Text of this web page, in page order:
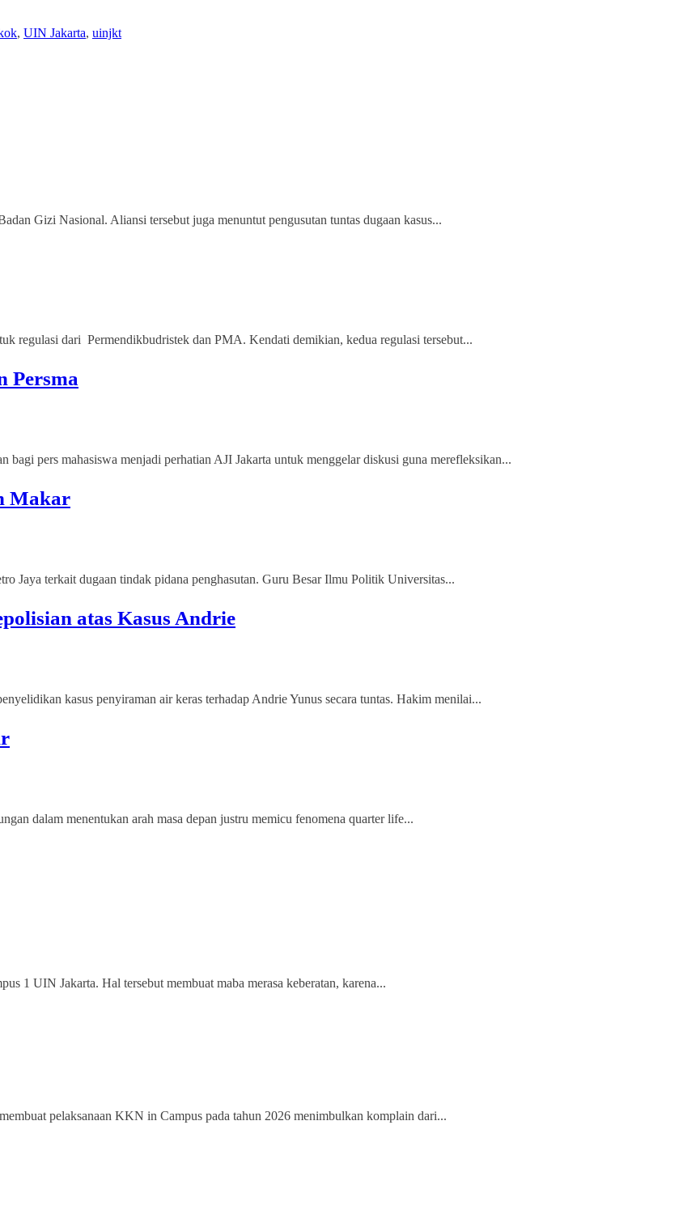
, UIN Jakarta, uinjkt
Gizi Nasional. Aliansi tersebut juga menuntut pengusutan tuntas dugaan kasus...
regulasi dari Permendikbudristek dan PMA. Kendati demikian, kedua regulasi tersebut...
Persma
pers mahasiswa menjadi perhatian AJI Jakarta untuk menggelar diskusi guna merefleksikan...
Makar
Jaya terkait dugaan tindak pidana penghasutan. Guru Besar Ilmu Politik Universitas...
atas Kasus Andrie
kasus penyiraman air keras terhadap Andrie Yunus secara tuntas. Hakim menilai...
dalam menentukan arah masa depan justru memicu fenomena quarter life...
1 UIN Jakarta. Hal tersebut membuat maba merasa keberatan, karena...
pelaksanaan KKN in Campus pada tahun 2026 menimbulkan komplain dari...